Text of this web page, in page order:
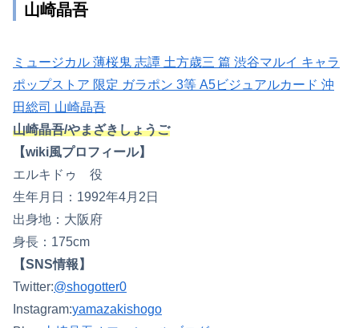
山崎晶吾
ミュージカル 薄桜鬼 志譚 土方歳三 篇 渋谷マルイ キャラ
ポップストア 限定 ガラポン 3等 A5ビジュアルカード 沖
田総司 山崎晶吾
山崎晶吾/やまざきしょうご
【wiki風プロフィール】
エルキドゥ 役
生年月日：1992年4月2日
出身地：大阪府
身長：175cm
【SNS情報】
Twitter:@shogotter0
Instagram:yamazakishogo